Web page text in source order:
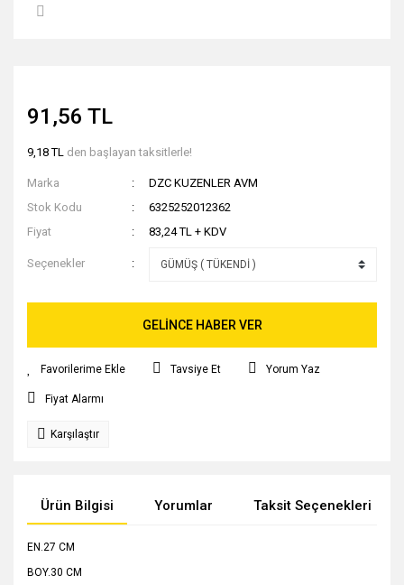
91,56 TL
9,18 TL den başlayan taksitlerle!
Marka
DZC KUZENLER AVM
Stok Kodu
6325252012362
Fiyat
83,24 TL + KDV
Seçenekler
GELİNCE HABER VER
Tavsiye Et Yorum Yaz
Fiyat Alarmı
Karşılaştır
Ürün Bilgisi Yorumlar Taksit Seçenekleri
EN.27 CM
BOY.30 CM